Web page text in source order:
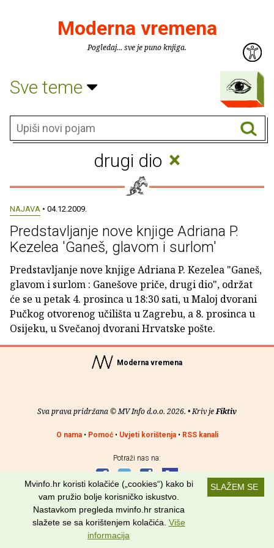
Moderna vremena
Pogledaj... sve je puno knjiga.
Sve teme
drugi dio ×
NAJAVA • 04.12.2009.
Predstavljanje nove knjige Adriana P.
Kezelea 'Ganeš, glavom i surlom'
Predstavljanje nove knjige Adriana P. Kezelea "Ganeš,
glavom i surlom : Ganešove priče, drugi dio", održat
će se u petak 4. prosinca u 18:30 sati, u Maloj dvorani
Pučkog otvorenog učilišta u Zagrebu, a 8. prosinca u
Osijeku, u Svečanoj dvorani Hrvatske pošte.
Moderna vremena
Sva prava pridržana © MV Info d.o.o. 2026. • Kriv jeFiktiv
O nama• Pomoć• Uvjeti korištenja• RSS kanali
Potraži nas na:
SLAŽEM SE
Mvinfo.hr koristi kolačiće („cookies“) kako bi
vam pružio bolje korisničko iskustvo.
Nastavkom pregleda mvinfo.hr stranica
slažete se sa korištenjem kolačića. Više
informacija